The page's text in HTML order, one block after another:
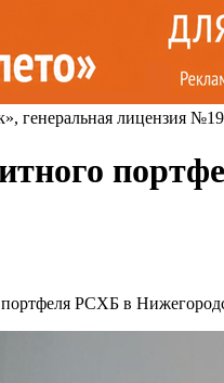
генеральная лицензия
РСХБ в